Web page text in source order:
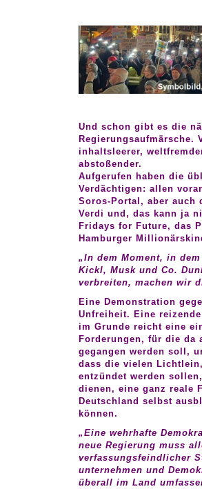
Und schon gibt es die
Regierungsaufmärsche.
inhaltsleerer,
abstoßender.
Aufgerufen haben die
Verdächtigen: allen
Soros-Portal, aber auch
Verdi und, das kann ja
Fridays for Future, das
Hamburger
„In dem Moment, in
Kickl, Musk und Co.
verbreiten, machen wir
Eine Demonstration
Unfreiheit. Eine
im Grunde reicht eine
Forderungen, für die da
gegangen werden soll,
dass die vielen
entzündet werden
dienen, eine ganz reale
Deutschland selbst
können.
„Eine wehrhafte
neue Regierung muss
verfassungsfeindlicher
unternehmen und
überall im Land